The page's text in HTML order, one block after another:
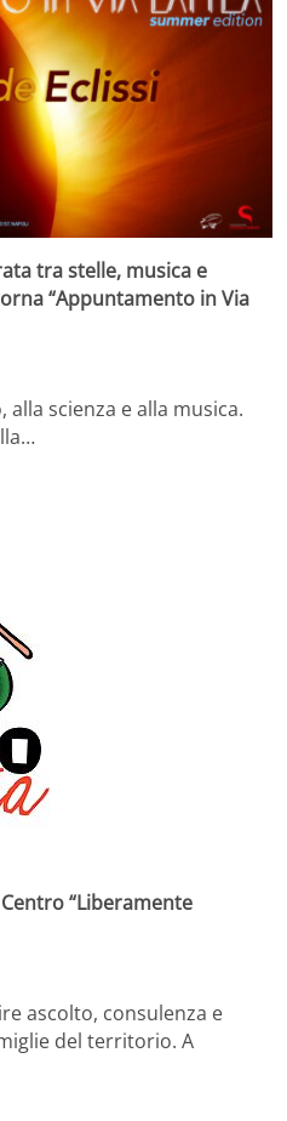
tra stelle, musica e
“Appuntamento in Via
scienza e alla musica.
“Liberamente
ascolto, consulenza e
del territorio. A